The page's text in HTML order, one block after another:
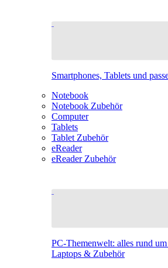
Smartphones, Tablets und
Notebook
Notebook Zubehör
Computer
Tablets
Tablet Zubehör
eReader
eReader Zubehör
PC-Themenwelt: alles rund
Laptops & Zubehör